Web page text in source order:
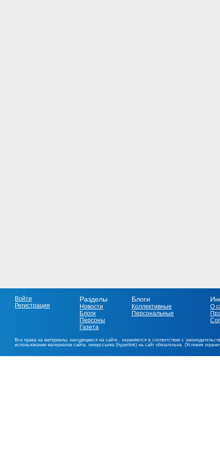
Войти
Регистрация
Разделы
Новости
Блоги
Персоны
Газета
Блоги
Коллективные
Персональные
О
Все права на материалы, находящиеся на сайте , охраняются в соответствии с
использовании материалов сайта, гиперссылка (hyperlink) на сайт обязательна. (Условия